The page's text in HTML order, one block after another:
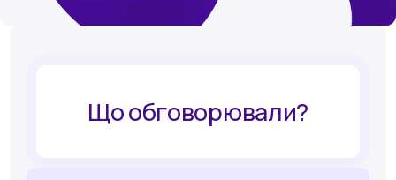
Що обговорювали?